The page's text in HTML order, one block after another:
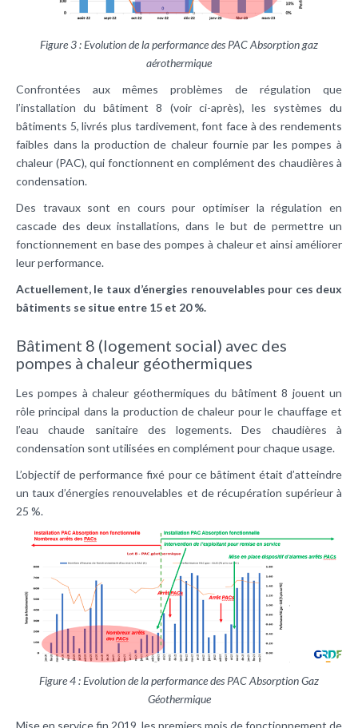
Figure 3 : Evolution de la performance des PAC Absorption gaz
aérothermique
Confrontées aux mêmes problèmes de régulation que
l’installation du bâtiment 8 (voir ci-après), les systèmes du
bâtiments 5, livrés plus tardivement, font face à des rendements
faibles dans la production de chaleur fournie par les pompes à
chaleur (PAC), qui fonctionnent en complément des chaudières à
condensation.
Des travaux sont en cours pour optimiser la régulation en
cascade des deux installations, dans le but de permettre un
fonctionnement en base des pompes à chaleur et ainsi améliorer
leur performance.
Actuellement, le taux d’énergies renouvelables pour ces deux
bâtiments se situe entre 15 et 20 %.
Bâtiment 8 (logement social) avec des
pompes à chaleur géothermiques
Les pompes à chaleur géothermiques du bâtiment 8 jouent un
rôle principal dans la production de chaleur pour le chauffage et
l’eau chaude sanitaire des logements. Des chaudières à
condensation sont utilisées en complément pour chaque usage.
L’objectif de performance fixé pour ce bâtiment était d’atteindre
un taux d’énergies renouvelables et de récupération supérieur à
25 %.
Figure 4 : Evolution de la performance des PAC Absorption Gaz
Géothermique
Mise en service fin 2019, les premiers mois de fonctionnement de